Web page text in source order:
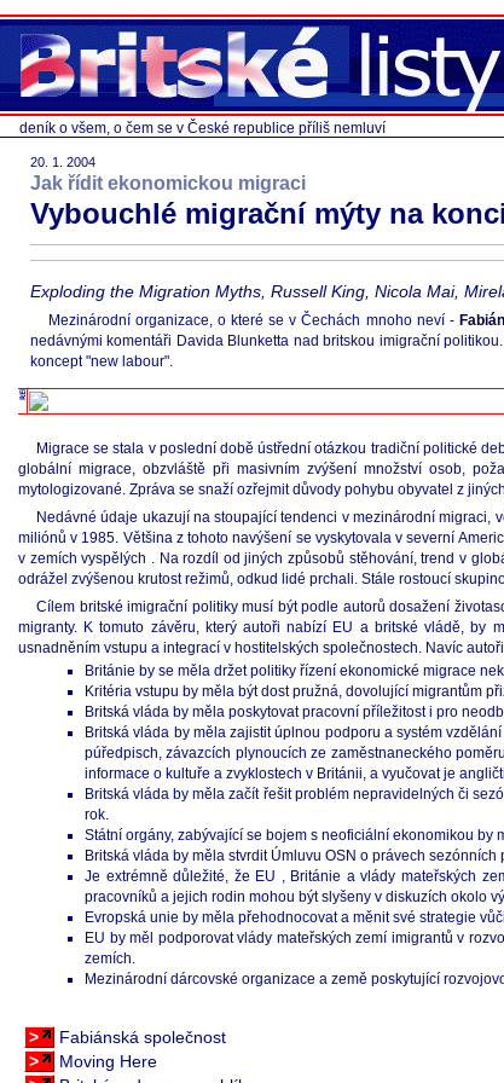
deník o všem, o čem se v České republice příliš nemluví
20. 1. 2004
Jak řídit ekonomickou migraci
Vybouchlé migrační mýty na
Exploding the Migration Myths, Russell King, Nicola Mai,
Mezinárodní organizace, o které se v Čechách mnoho neví -
nedávnými komentáři Davida Blunketta nad britskou imigrační
koncept "new labour".
Migrace se stala v poslední době ústřední otázkou tradiční politické
globální migrace, obzvláště při masivním zvýšení množství osob,
mytologizované. Zpráva se snaží ozřejmit důvody pohybu obyvatel z
Nedávné údaje ukazují na stoupající tendenci v mezinárodní migraci,
miliónů v 1985. Většina z tohoto navýšení se vyskytovala v severní
v zemích vyspělých . Na rozdíl od jiných způsobů stěhování, trend v
odrážel zvýšenou krutost režimů, odkud lidé prchali. Stále rostoucí
Cílem britské imigrační politiky musí být podle autorů dosažení
migranty. K tomuto závěru, který autoři nabízí EU a britské vládě, by
usnadněním vstupu a integrací v hostitelských společnostech. Navíc
Británie by se měla držet politiky řízení ekonomické migrace
Kritéria vstupu by měla být dost pružná, dovolující migrantům
Britská vláda by měla poskytovat pracovní příležitost i pro
Britská vláda by měla zajistit úplnou podporu a systém
púředpisch, závazcích plynoucích ze zaměstnaneckého
informace o kultuře a zvyklostech v Británii, a vyučovat je
Britská vláda by měla začít řešit problém nepravidelných či
rok.
Státní orgány, zabývající se bojem s neoficiální ekonomikou
Britská vláda by měla stvrdit Úmluvu OSN o právech
Je extrémně důležité, že EU , Británie a vlády mateřských
pracovníků a jejich rodin mohou být slyšeny v diskuzích okolo
Evropská unie by měla přehodnocovat a měnit své strategie
EU by měl podporovat vlády mateřských zemí imigrantů v
zemích.
Mezinárodní dárcovské organizace a země poskytující
>
Fabiánská společnost
>
Moving Here